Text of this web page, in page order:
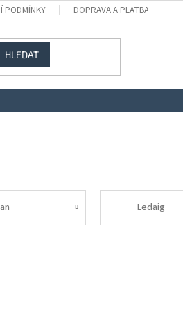
PODMÍNKY DOPRAVA A PLATBA
HLEDAT
Ledaig